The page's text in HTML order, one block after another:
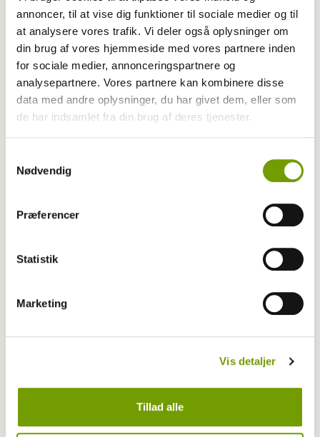
annoncer, til at vise dig funktioner til sociale medier og til
at analysere vores trafik. Vi deler også oplysninger om
din brug af vores hjemmeside med vores partnere inden
for sociale medier, annonceringspartnere og
analysepartnere. Vores partnere kan kombinere disse
data med andre oplysninger, du har givet dem, eller som
de har indsamlet fra din brug af deres tjenester.
Nødvendig
Præferencer
Statistik
Marketing
Vis detaljer
Tillad alle
Norge: Hund låste bilen indefra
Oldtiden: Hunde var guld værd